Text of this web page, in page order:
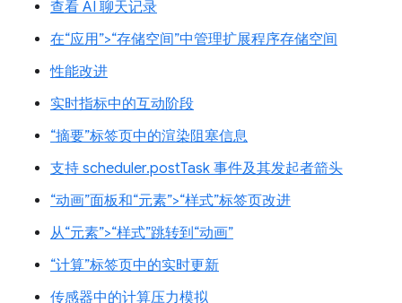
查看 AI 聊天记录
在“应用”>“存储空间”中管理扩展程序存储空间
性能改进
实时指标中的互动阶段
“摘要”标签页中的渲染阻塞信息
支持 scheduler.postTask 事件及其发起者箭头
“动画”面板和“元素”>“样式”标签页改进
从“元素”>“样式”跳转到“动画”
“计算”标签页中的实时更新
传感器中的计算压力模拟